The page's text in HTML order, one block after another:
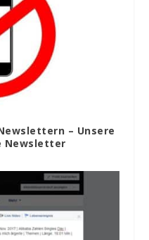
– Unsere
Newsletter